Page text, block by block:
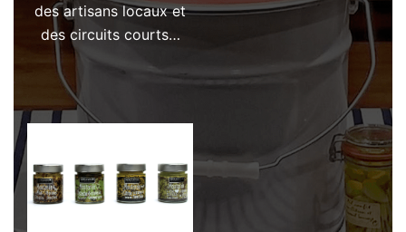
des artisans locaux et
des circuits courts…